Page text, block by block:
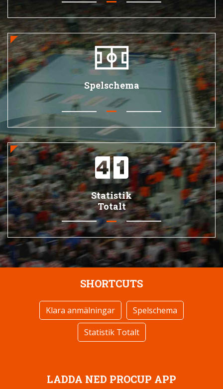
Spelschema
Statistik
Totalt
SHORTCUTS
Klara anmälningar
Spelschema
Statistik Totalt
LADDA NED PROCUP APP